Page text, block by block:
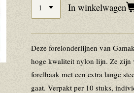
In winkelwagen
Deze forelonderlijnen van
hoge kwaliteit nylon lijn. Ze zijn
forelhaak met een extra lange
gaat. Verpakt per 10 stuks,